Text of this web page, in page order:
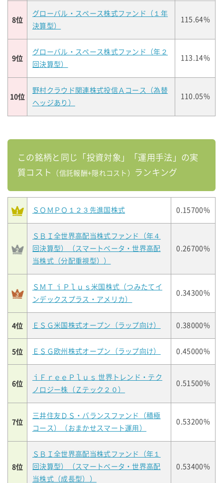
8位
グローバル・スペース株式ファンド（１年
決算型）
115.64%
9位
グローバル・スペース株式ファンド（年２
回決算型）
113.14%
10位
野村クラウド関連株式投信Ａコース（為替
ヘッジあり）
110.05%
この銘柄と同じ「投資対象」「運用手法」の実
質コスト
（信託報酬+隠れコスト） ランキング
ＳＯＭＰＯ１２３先進国株式 0.15700%
ＳＢＩ全世界高配当株式ファンド（年４
回決算型）（スマートベータ・世界高配
当株式（分配重視型））
0.26700%
ＳＭＴ ｉＰｌｕｓ米国株式（つみたてイ
ンデックスプラス・アメリカ）
0.34300%
4位 ＥＳＧ米国株式オープン（ラップ向け） 0.38000%
5位 ＥＳＧ欧州株式オープン（ラップ向け） 0.45000%
6位
ｉＦｒｅｅＰｌｕｓ 世界トレンド・テク
ノロジー株（Ｚテック２０）
0.51500%
7位
三井住友ＤＳ・バランスファンド（積極
コース）（おまかせスマート運用）
0.53200%
8位
ＳＢＩ全世界高配当株式ファンド（年１
回決算型）（スマートベータ・世界高配
当株式（成長型））
0.53400%